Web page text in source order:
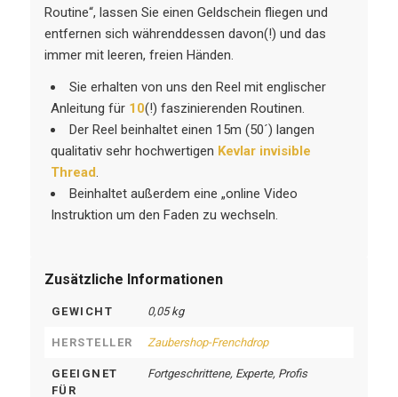
Routine“, lassen Sie einen Geldschein fliegen und
entfernen sich währenddessen davon(!) und das
immer mit leeren, freien Händen.
Sie erhalten von uns den Reel mit englischer
Anleitung für 10(!) faszinierenden Routinen.
Der Reel beinhaltet einen 15m (50´) langen
qualitativ sehr hochwertigen Kevlar invisible
Thread.
Beinhaltet außerdem eine „online Video
Instruktion um den Faden zu wechseln.
Zusätzliche Informationen
GEWICHT 0,05 kg
HERSTELLER Zaubershop-Frenchdrop
GEEIGNET
FÜR
Fortgeschrittene, Experte, Profis